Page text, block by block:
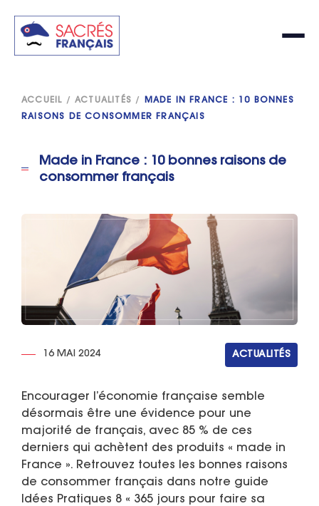
ACCUEIL /ACTUALITÉS / MADE IN FRANCE : 10 BONNES
RAISONS DE CONSOMMER FRANÇAIS
Made in France : 10 bonnes raisons de
consommer français
16 MAI 2024 ACTUALITÉS
Encourager l’économie française semble
désormais être une évidence pour une
majorité de français, avec 85 % de ces
derniers qui achètent des produits « made in
France ». Retrouvez toutes les bonnes raisons
de consommer français dans notre guide
Idées Pratiques 8 « 365 jours pour faire sa